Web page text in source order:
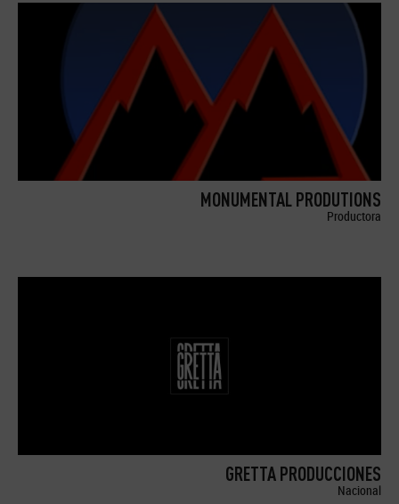
MONUMENTAL PRODUTIONS
Productora
GRETTA PRODUCCIONES
Nacional